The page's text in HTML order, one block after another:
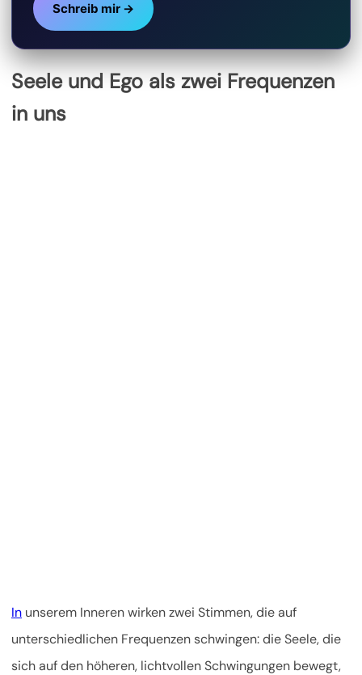
Schreib mir →
Seele und Ego als zwei Frequenzen
in uns
In unserem Inneren wirken zwei Stimmen, die auf
unterschiedlichen Frequenzen schwingen: die Seele, die
sich auf den höheren, lichtvollen Schwingungen bewegt,